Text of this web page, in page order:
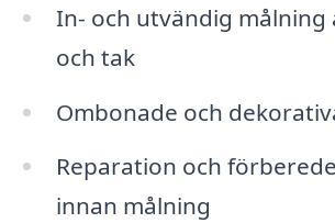
In- och utvändig målning
och tak
Ombonade och
Reparation och
innan målning